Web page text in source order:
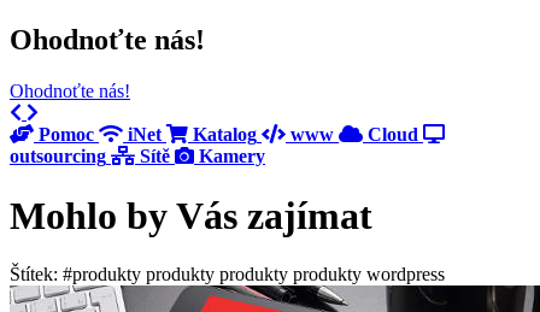
Ohodnoťte nás!
Ohodnoťte nás!
Previous
Pomoc
iNet Katalog www
Cloud
outsourcing
Sítě Kamery
Mohlo by Vás zajímat
Štítek: #produkty produkty produkty produkty wordpress